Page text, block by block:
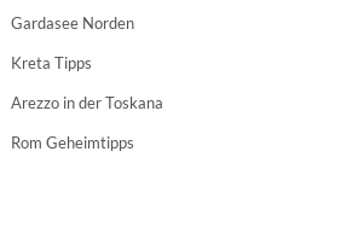
Gardasee Norden
Kreta Tipps
Arezzo in der Toskana
Rom Geheimtipps